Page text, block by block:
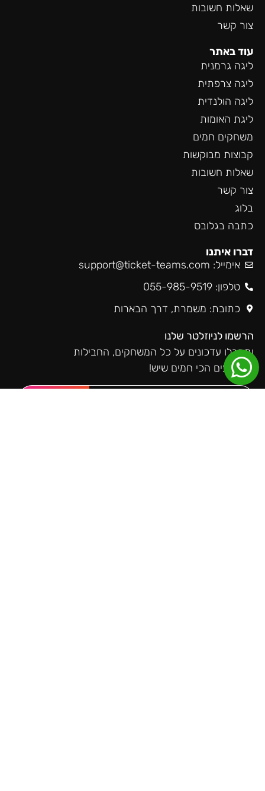
שאלות חשובות
צור קשר
עוד באתר
ליגה גרמנית
ליגה צרפתית
ליגה הולנדית
ליגת האומות
משחקים חמים
קבוצות מבוקשות
שאלות חשובות
צור קשר
בלוג
כתבה בגלובס
דברו איתנו
אימייל: support@ticket-teams.com
טלפון: 055-985-9519
כתובת: משמרת, דרך הבארות
הרשמו לניוזלטר שלנו
ותקבלו עדכונים על כל המשחקים, החבילות
והאירועים הכי חמים שיש!